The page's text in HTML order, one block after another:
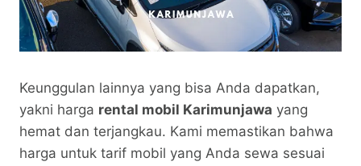
Keunggulan lainnya yang bisa Anda dapatkan,
yakni harga rental mobil Karimunjawa yang
hemat dan terjangkau. Kami memastikan bahwa
harga untuk tarif mobil yang Anda sewa sesuai